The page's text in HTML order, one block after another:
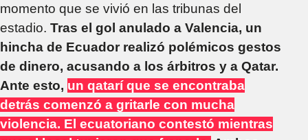
momento que se vivió en las tribunas del
estadio. Tras el gol anulado a Valencia, un
hincha de Ecuador realizó polémicos gestos
de dinero, acusando a los árbitros y a Qatar.
Ante esto, un qatarí que se encontraba
detrás comenzó a gritarle con mucha
violencia. El ecuatoriano contestó mientras